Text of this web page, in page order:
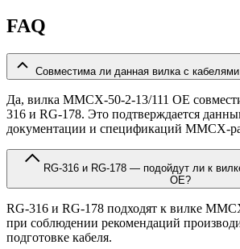
FAQ
Совместима ли данная вилка с
Да, вилка MMCX-50-2-13/111 OE
316 и RG-178. Это подтверждается
документации и спецификаций MMCX-
OE?
RG-316 и RG-178 подходят к вилке
при соблюдении рекомендаций
подготовке кабеля.